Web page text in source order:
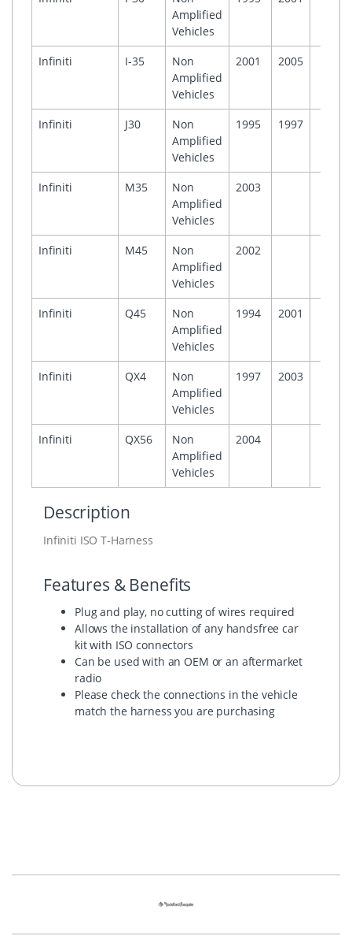
Amplified
Vehicles
Infiniti I-35
Non
Amplified
Vehicles
2001 2005
Infiniti J30
Non
Amplified
Vehicles
1995 1997
Infiniti M35
Non
Amplified
Vehicles
2003
Infiniti M45
Non
Amplified
Vehicles
2002
Infiniti Q45
Non
Amplified
Vehicles
1994 2001
Infiniti QX4
Non
Amplified
Vehicles
1997 2003
Infiniti QX56
Non
Amplified
Vehicles
2004
Description
Infiniti ISO T-Harness
Features & Benefits
Plug and play, no cutting of wires required
Allows the installation of any handsfree car
kit with ISO connectors
Can be used with an OEM or an aftermarket
radio
Please check the connections in the vehicle
match the harness you are purchasing